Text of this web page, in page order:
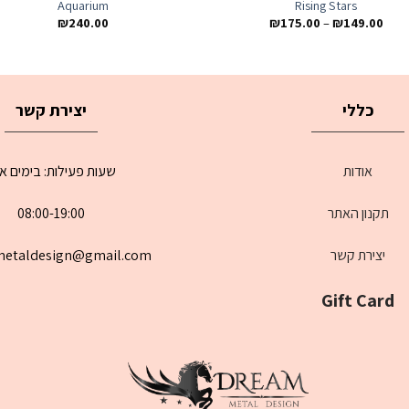
Rising Stars
₪149.00
–
₪175.00
Aquarium
₪240.00
כללי
אודות
תקנון האתר
יצירת קשר
Gift Card
יצירת קשר
שעות פעילות: בימים
08:00-19:00